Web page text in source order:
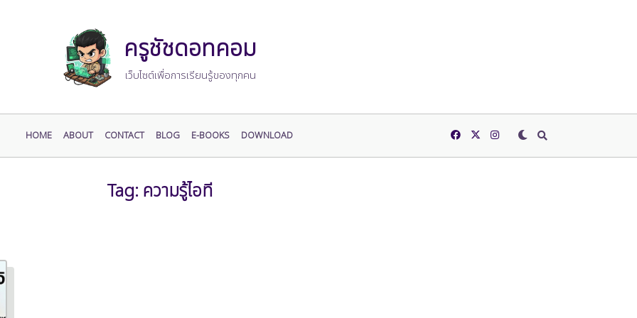
ครูชัชดอทคอม
เว็บไซต์เพื่อการเรียนรู้ของทุกคน
HOME ABOUT CONTACT BLOG E-BOOKS DOWNLOAD
Tag: ความรู้ไอที